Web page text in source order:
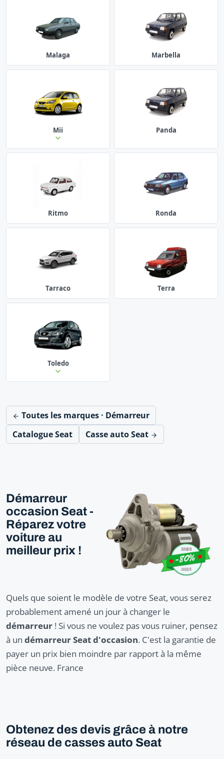
Malaga Marbella
Mii Panda
Ritmo Ronda
Tarraco Terra
Toledo
Toutes les marques · Démarreur
Catalogue Seat
Casse auto Seat
Démarreur
occasion Seat -
Réparez votre
voiture au
meilleur prix !
Quels que soient le modèle de votre Seat, vous serez
probablement amené un jour à changer le
démarreur ! Si vous ne voulez pas vous ruiner, pensez
à un démarreur Seat d'occasion. C'est la garantie de
payer un prix bien moindre par rapport à la même
pièce neuve. France
Obtenez des devis grâce à notre
réseau de casses auto Seat